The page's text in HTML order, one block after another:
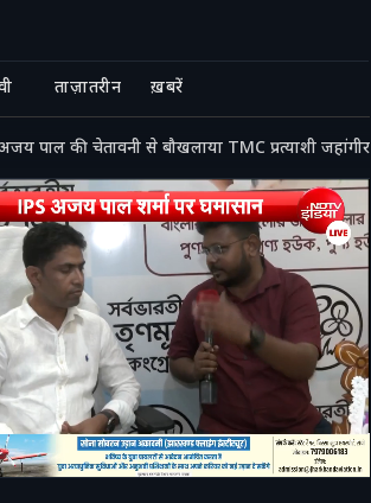
ताज़ातरीन ख़बरें
पाल की चेतावनी से बौखलाया TMC प्रत्याशी